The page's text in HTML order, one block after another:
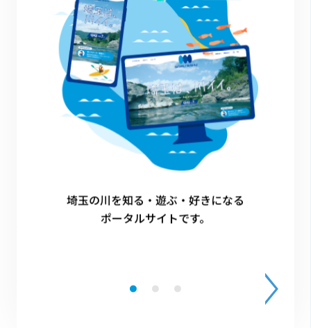
※”リバサポ”イベントとして広報を希望するイ
ベントについては「イベント」に掲載しま
す。申請から掲載まで通常7日～10日程かかり
※申請の際に、活動予定が掲載された広報紙や
チラシなどがあれば合わせてお送りください。
※登録票の記入例はこちら： ”リバサポ”イベ
ント登録票記入例
」をご覧くだ
埼玉の川を知る・遊ぶ・好きになる
ポータルサイトです。